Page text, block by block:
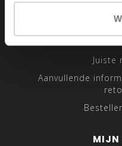
Juiste
Aanvullende
MIJN